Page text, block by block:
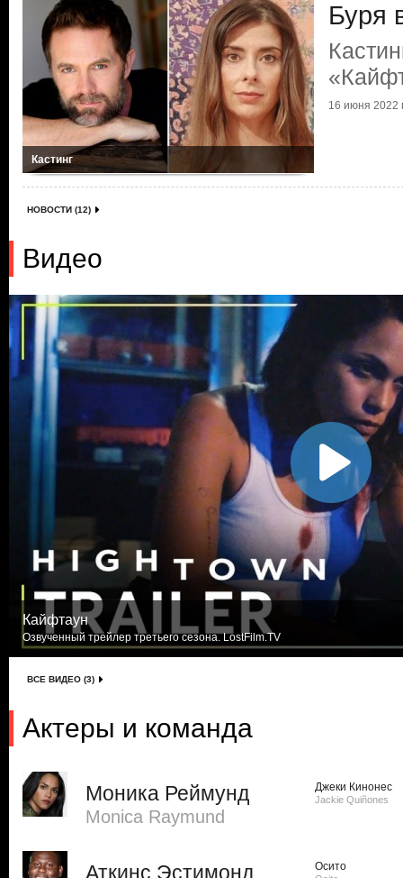
Кастинг
Буря
16 июня 2022
НОВОСТИ (12)
Видео
Кайфтаун
Озвученный трейлер третьего сезона. LostFilm.TV
ВСЕ ВИДЕО (3)
Актеры и команда
Моника Реймунд
Monica Raymund
Джеки Кинонес
Jackie Quiñones
Аткинс Эстимонд Осито